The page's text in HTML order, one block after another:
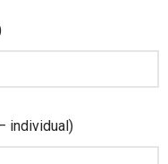
individual)